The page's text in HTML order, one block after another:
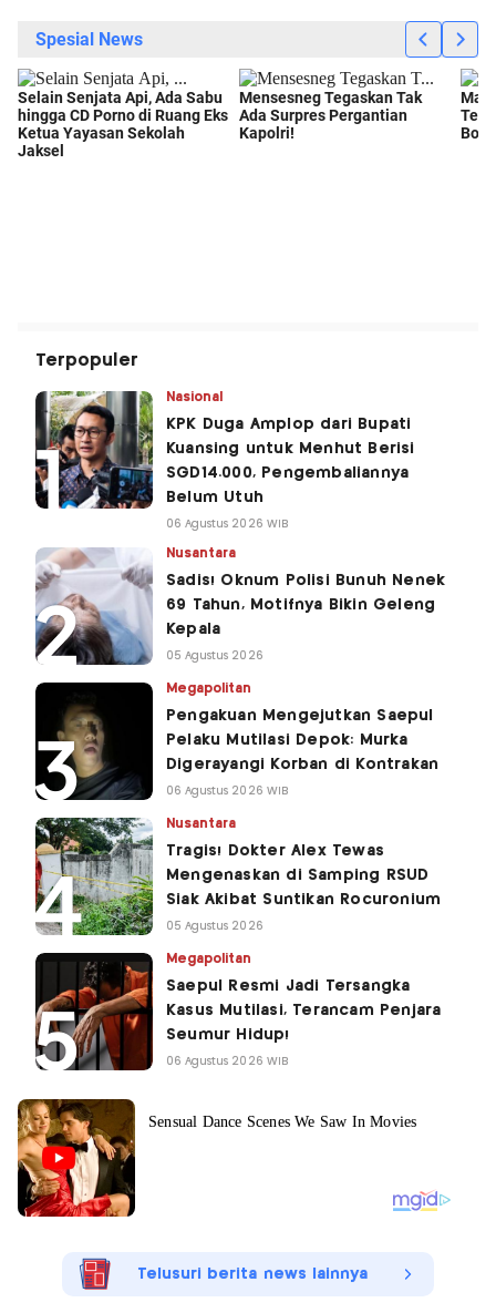
Terpopuler
Nasional
KPK Duga Amplop dari Bupati
Kuansing untuk Menhut Berisi
SGD14.000, Pengembaliannya
Belum Utuh
06 Agustus 2026 WIB
Nusantara
Sadis! Oknum Polisi Bunuh Nenek
69 Tahun, Motifnya Bikin Geleng
Kepala
05 Agustus 2026
Megapolitan
Pengakuan Mengejutkan Saepul
Pelaku Mutilasi Depok: Murka
Digerayangi Korban di Kontrakan
06 Agustus 2026 WIB
Nusantara
Tragis! Dokter Alex Tewas
Mengenaskan di Samping RSUD
Siak Akibat Suntikan Rocuronium
05 Agustus 2026
Megapolitan
Saepul Resmi Jadi Tersangka
Kasus Mutilasi, Terancam Penjara
Seumur Hidup!
06 Agustus 2026 WIB
Telusuri berita news lainnya